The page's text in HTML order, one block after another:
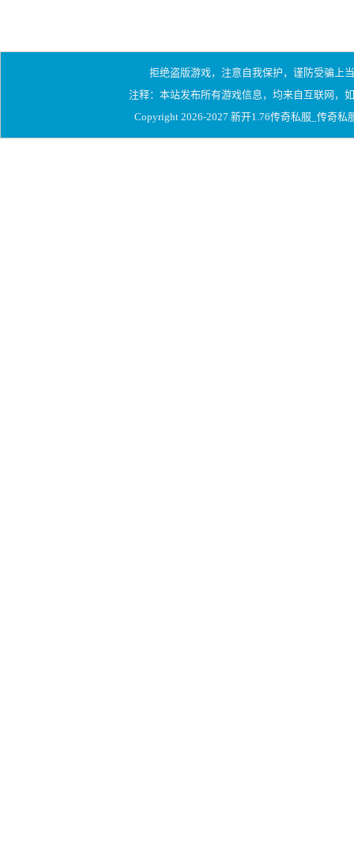
拒绝盗版游戏，注意自我保护，谨防受骗上
注释：本站发布所有游戏信息，均来自互联网，
Copyright 2026-2027 新开1.76传奇私服_传奇私